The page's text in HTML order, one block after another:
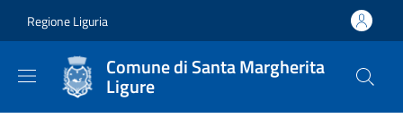
Regione Liguria
Comune di Santa Margherita
Ligure